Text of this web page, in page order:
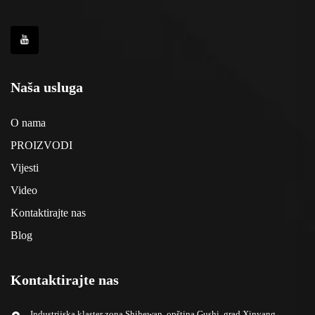
Naša usluga
O nama
PROIZVODI
Vijesti
Video
Kontaktirajte nas
Blog
Kontaktirajte nas